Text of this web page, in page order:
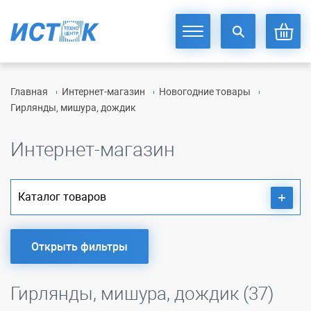
Главная Интернет-магазин
Новогодние товары
Гирлянды, мишура, дождик
Интернет-магазин
Каталог товаров
Открыть фильтры
Гирлянды, мишура, дождик (37)